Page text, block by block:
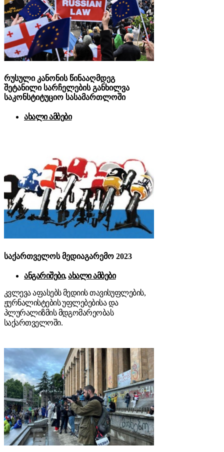
რუსული კანონის წინააღმდეგ
შეტანილი სარჩელების განხილვა
საკონსტიტუციო სასამართლოში
ახალი ამბები
საქართველოს მედიაგარემო 2023
ანგარიშები,ახალი ამბები
კვლევა აფასებს მედიის თავისუფლების,
ჟურნალისტების უფლებებისა და
პლურალიზმის მდგომარეობას
საქართველოში.